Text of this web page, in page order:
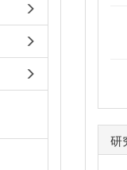
研